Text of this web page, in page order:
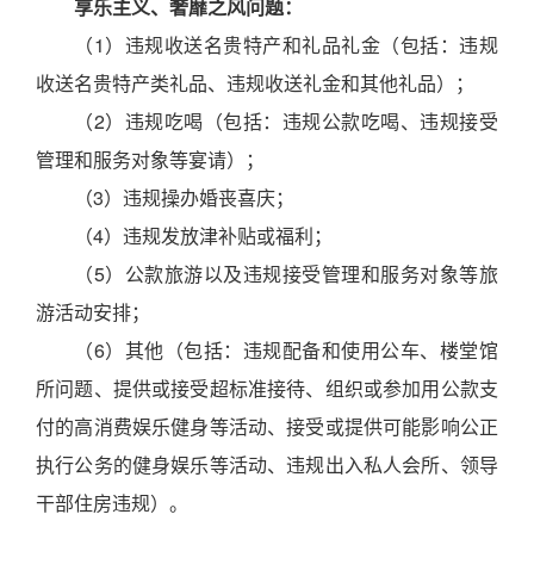
享乐主义、奢靡之风问题：
（1）违规收送名贵特产和礼品礼金（包括：违规
收送名贵特产类礼品、违规收送礼金和其他礼品）；
（2）违规吃喝（包括：违规公款吃喝、违规接受
管理和服务对象等宴请）；
（3）违规操办婚丧喜庆；
（4）违规发放津补贴或福利；
（5）公款旅游以及违规接受管理和服务对象等旅
游活动安排；
（6）其他（包括：违规配备和使用公车、楼堂馆
所问题、提供或接受超标准接待、组织或参加用公款支
付的高消费娱乐健身等活动、接受或提供可能影响公正
执行公务的健身娱乐等活动、违规出入私人会所、领导
干部住房违规）。